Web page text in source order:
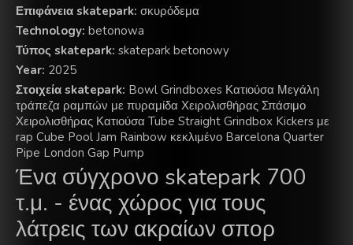
Επιφάνεια skatepark: σκυρόδεμα
Technology: betonowa
Τύπος skatepark: skatepark betonowy
Year: 2025
Στοιχεία skatepark: Bowl Grindboxes Κατιούσα Μεγάλη
τράπεζα ραμπών με πυραμίδα Χειρολισθήρας Σπάσιμο
Χειρολισθήρας Κατιούσα Tube Straight Grindbox Kickers με
rap Cube Pool Jam Rainbow κεκλιμένο Barcelona Quarter
Pipe London Gap Pump
Ένα σύγχρονο skatepark 700
τ.μ. - ένας χώρος για τους
λάτρεις των ακραίων σπορ